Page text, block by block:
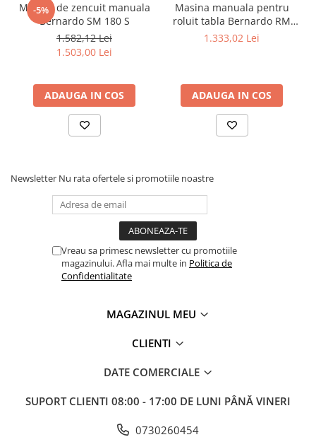
-5%
Masina de zencuit manuala
Bernardo SM 180 S
1.582,12 Lei
1.503,00 Lei
ADAUGA IN COS
Masina manuala pentru
roluit tabla Bernardo RM
305
1.333,02 Lei
ADAUGA IN COS
Newsletter Nu rata ofertele si promotiile noastre
Vreau sa primesc newsletter cu promotiile
magazinului. Afla mai multe in Politica de
Confidentialitate
MAGAZINUL MEU
CLIENTI
DATE COMERCIALE
SUPORT CLIENTI 08:00 - 17:00 DE LUNI PÂNĂ VINERI
0730260454